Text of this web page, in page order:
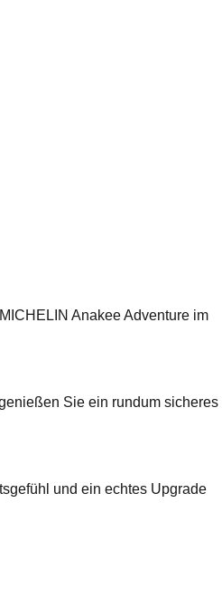
Anakee Adventure im
Sie ein rundum sicheres
und ein echtes Upgrade